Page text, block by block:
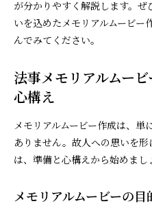
が分かりやすく解説します。
いを込めたメモリアルムービー
んでみてください。
法事メモリアルムー
心構え
メモリアルムービー作成は、
ありません。故人への思いを
は、準備と心構えから始めまし
メモリアルムービーの